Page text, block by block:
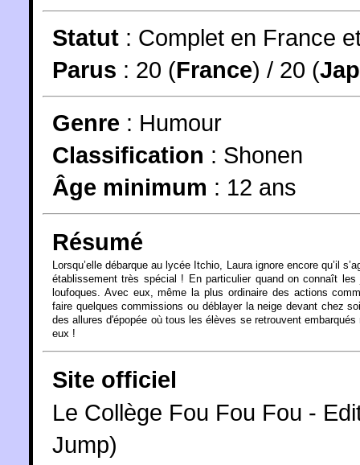
Statut : Complet en France
Parus : 20 (France) / 20 (
Genre : Humour
Classification : Shonen
Âge minimum : 12 ans
Résumé
Lorsqu’elle débarque au lycée Itchio, Laura ignore encore qu’il
établissement très spécial ! En particulier quand on connaît les
loufoques. Avec eux, même la plus ordinaire des actions
faire quelques commissions ou déblayer la neige devant chez
des allures d'épopée où tous les élèves se retrouvent embarqués
eux !
Site officiel
Le Collège Fou Fou Fou -
Jump)